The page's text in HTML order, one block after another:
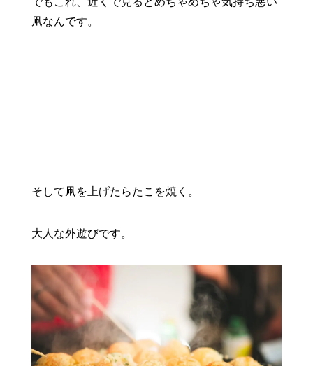
凧なんです。
そして凧を上げたらたこを焼く。
大人な外遊びです。